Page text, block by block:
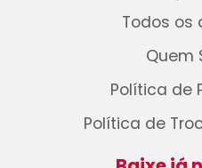
Todos os
Quem
Política de
Política de